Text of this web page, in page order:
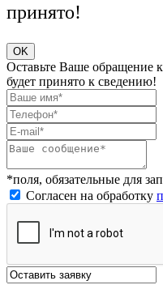
принято!
OK
Оставьте Ваше обращение
будет принято к сведению!
*поля, обязательные для
Согласен на обработку